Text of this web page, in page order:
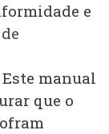
e
Este manual
que o